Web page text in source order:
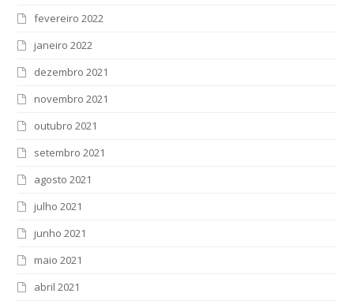
fevereiro 2022
janeiro 2022
dezembro 2021
novembro 2021
outubro 2021
setembro 2021
agosto 2021
julho 2021
junho 2021
maio 2021
abril 2021